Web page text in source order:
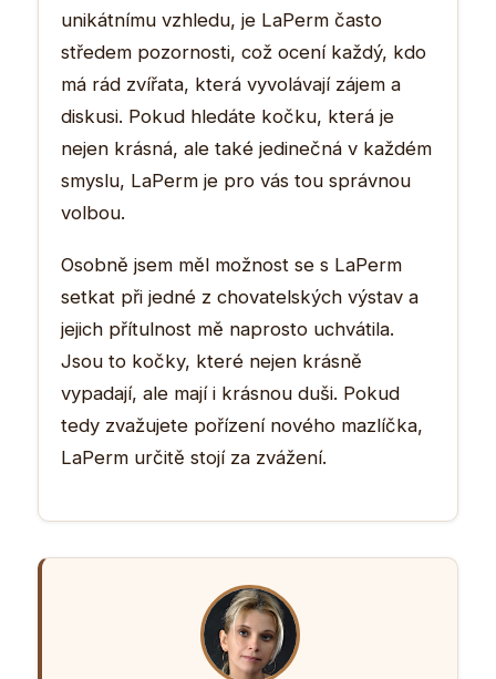
unikátnímu vzhledu, je LaPerm často
středem pozornosti, což ocení každý, kdo
má rád zvířata, která vyvolávají zájem a
diskusi. Pokud hledáte kočku, která je
nejen krásná, ale také jedinečná v každém
smyslu, LaPerm je pro vás tou správnou
volbou.
Osobně jsem měl možnost se s LaPerm
setkat při jedné z chovatelských výstav a
jejich přítulnost mě naprosto uchvátila.
Jsou to kočky, které nejen krásně
vypadají, ale mají i krásnou duši. Pokud
tedy zvažujete pořízení nového mazlíčka,
LaPerm určitě stojí za zvážení.